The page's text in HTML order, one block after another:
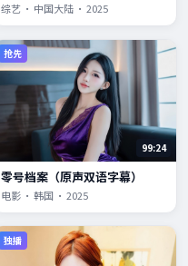
综艺 · 中国大陆 · 2025
抢先
99:24
零号档案（原声双语字幕）
电影 · 韩国 · 2025
独播